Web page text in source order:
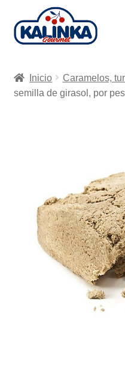
Ir
a
Ir
al
Tienda en línea
Inicio Caramelos,
semilla de girasol, por